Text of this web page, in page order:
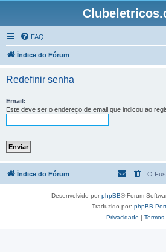
FAQ
Índice do Fórum
Redefinir senha
Email:
Este deve ser o endereço de email que indicou ao
Índice do Fórum O
Desenvolvido porphpBB® Forum
Traduzido por: phpBB
Privacidade | Termos